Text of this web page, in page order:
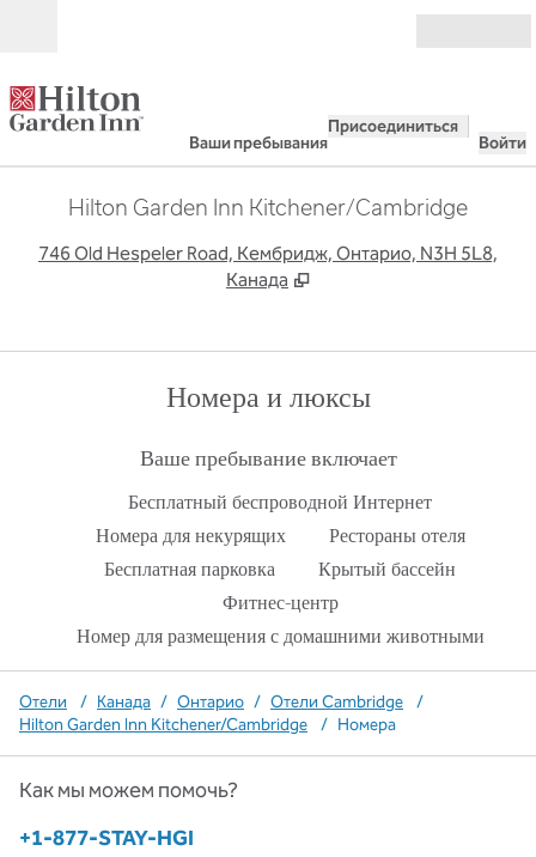
Ваши пребывания
Присоединиться
Войти
Hilton Garden Inn Kitchener/Cambridge
746 Old Hespeler Road, Кембридж, Онтарио, N3H 5L8,
Канада
Номера и люксы
Ваше пребывание включает
Бесплатный беспроводной Интернет
Номера для некурящих
Рестораны отеля
Бесплатная парковка
Крытый бассейн
Фитнес-центр
Номер для размещения с домашними животными
Отели / Канада / Онтарио / Отели Cambridge
/
Hilton Garden Inn Kitchener/Cambridge
/ Номера
Как мы можем помочь?
Телефон:
+1-877-STAY-HGI